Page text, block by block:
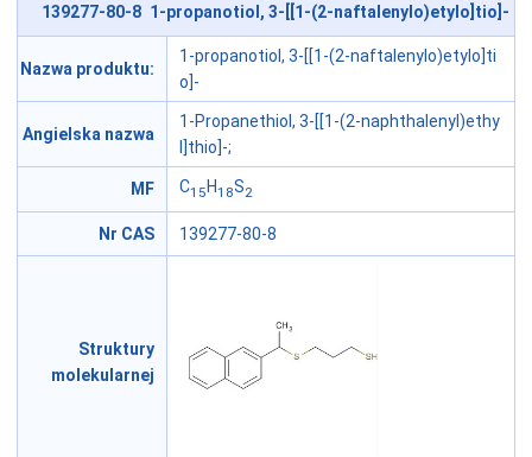
139277-80-8 1-propanotiol, 3-[[1-(2-naftalenylo)etylo]tio]-
Nazwa produktu:
1-propanotiol, 3-[[1-(2-naftalenylo)etylo]ti
o]-
Angielska nazwa
1-Propanethiol, 3-[[1-(2-naphthalenyl)ethy
l]thio]-;
MF C15 H18S2
Nr CAS 139277-80-8
Struktury
molekularnej